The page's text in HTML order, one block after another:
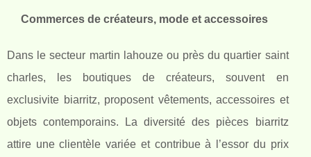
Commerces de créateurs, mode et accessoires
Dans le secteur martin lahouze ou près du quartier saint
charles, les boutiques de créateurs, souvent en
exclusivite biarritz, proposent vêtements, accessoires et
objets contemporains. La diversité des pièces biarritz
attire une clientèle variée et contribue à l’essor du prix